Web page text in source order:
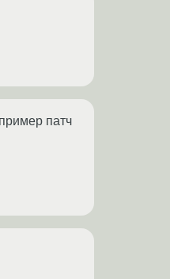
патч